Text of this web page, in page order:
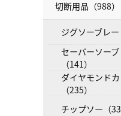
切断用品（988）
ジグソーブレー
セーバーソー
（141）
ダイヤモンド
（235）
チップソー（